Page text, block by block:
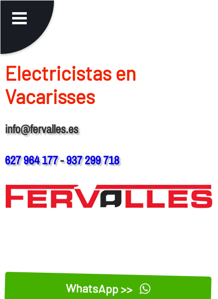
Electricistas en
Vacarisses
info@fervalles.es
627 964 177-937 299 718
WhatsApp >>